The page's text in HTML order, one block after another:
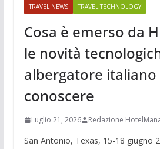
TRAVEL NEWS TRAVEL TECHNOLOGY
Cosa è emerso da
le novità
albergatore
conoscere
Luglio 21, 2026 Redazione
San Antonio, Texas, 15-18 giugno